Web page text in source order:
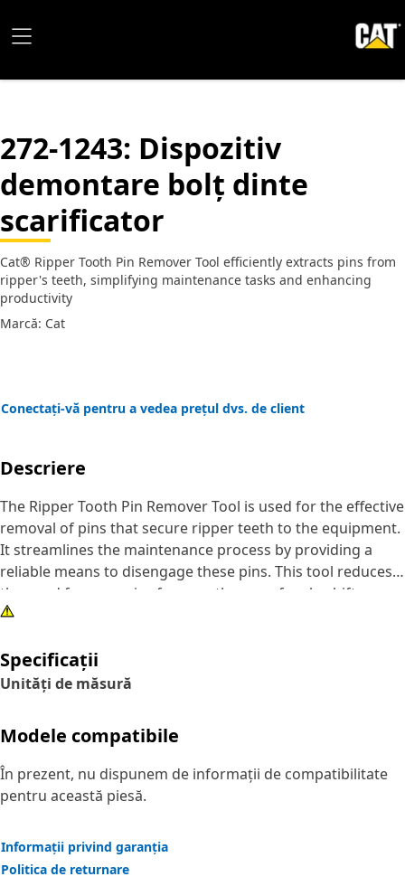
272-1243: Dispozitiv
demontare bolț dinte
scarificator
Cat® Ripper Tooth Pin Remover Tool efficiently extracts pins from
ripper's teeth, simplifying maintenance tasks and enhancing
productivity
Marcă: Cat
Conectați-vă pentru a vedea prețul dvs. de client
Descriere
The Ripper Tooth Pin Remover Tool is used for the effective
removal of pins that secure ripper teeth to the equipment.
It streamlines the maintenance process by providing a
reliable means to disengage these pins. This tool reduces
the need for excessive force or the use of makeshift
methods, which damages both the pin and the
removal, it aids in faster and more efficient maintenance,
ultimately prolonging the lifespan of the equipment and
Attributes:
• Made for removing ripper pins from 3/4 to 1 inch in
diameter.
• Effective for pins with a minimum tooth spacing of 114.3
• Ensures proper alignment for accurate pin removal.
• Provides a secure grip to enhance safety during
Specificații
Unități de măsură
Modele compatibile
În prezent, nu dispunem de informații de compatibilitate
pentru această piesă.
Informații privind garanția
Politica de returnare